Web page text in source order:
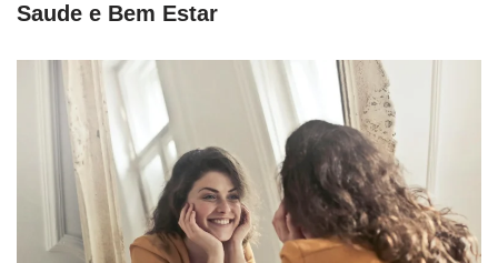
conteúdo
Saude e Bem Estar